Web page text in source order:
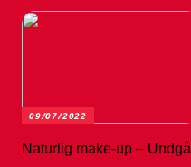
09/07/2022
Naturlig make-up – Undgå